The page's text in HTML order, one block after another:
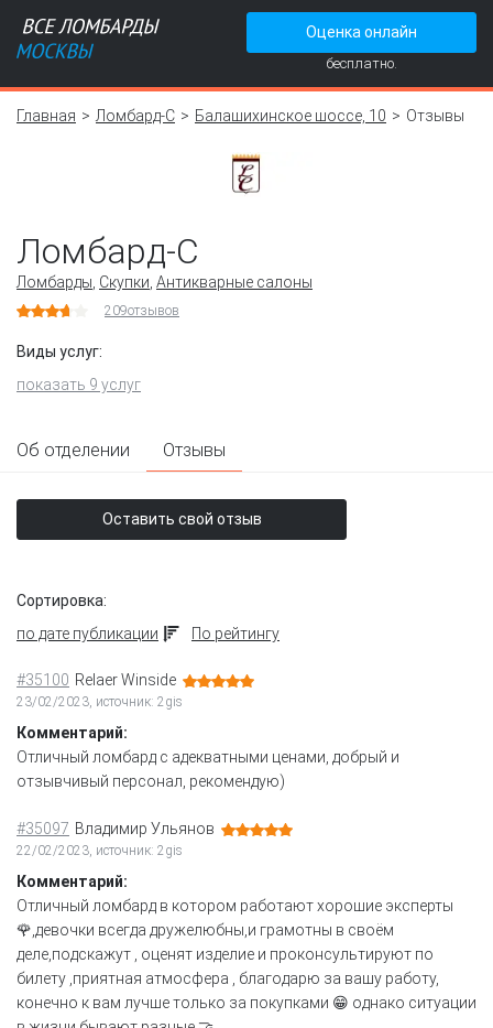
Оценка онлайн
бесплатно.
Главная Ломбард-С Балашихинское шоссе, 10 Отзывы
Ломбард-С
Ломбарды Скупки Антикварные салоны
209отзывов
Виды услуг:
показать 9 услуг
Об отделении Отзывы
Оставить свой отзыв
Сортировка:
по дате публикации
По рейтингу
#35100 Relaer Winside
23/02/2023, источник: 2gis
Комментарий:
Отличный ломбард с адекватными ценами, добрый и
отзывчивый персонал, рекомендую)
#35097 Владимир Ульянов
22/02/2023, источник: 2gis
Комментарий:
Отличный ломбард в котором работают хорошие эксперты
🌹,девочки всегда дружелюбны,и грамотны в своём
деле,подскажут , оценят изделие и проконсультируют по
билету ,приятная атмосфера , благодарю за вашу работу,
конечно к вам лучше только за покупками 😁 однако ситуации